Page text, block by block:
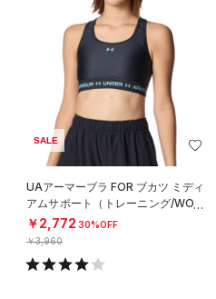
SALE
UAアーマーブラ FOR ブカツ ミディ
アムサポート（トレーニング/WOM
EN）
￥2,772 30%OFF
￥3,960